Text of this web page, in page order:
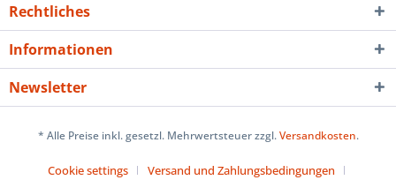
Rechtliches
Informationen
Newsletter
* Alle Preise inkl. gesetzl. Mehrwertsteuer zzgl.Versandkosten.
Cookie settings
Versand und Zahlungsbedingungen